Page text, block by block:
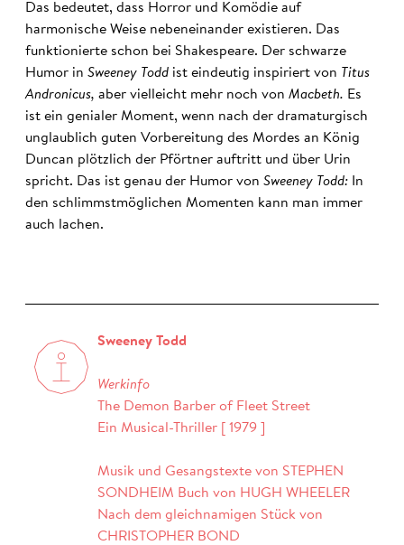
Das bedeutet, dass Horror und Komödie auf
harmonische Weise nebeneinander existieren. Das
funktionierte schon bei Shakespeare. Der schwarze
Humor in Sweeney Todd ist eindeutig inspiriert von Titus
Andronicus, aber vielleicht mehr noch von Macbeth. Es
ist ein genialer Moment, wenn nach der dramaturgisch
unglaublich guten Vorbereitung des Mordes an König
Duncan plötzlich der Pförtner auftritt und über Urin
spricht. Das ist genau der Humor von Sweeney Todd: In
den schlimmstmöglichen Momenten kann man immer
auch lachen.
Sweeney Todd
Werkinfo
The Demon Barber of Fleet Street
Ein Musical-Thriller [ 1979 ]
Musik und Gesangstexte von STEPHEN
SONDHEIM Buch von HUGH WHEELER
Nach dem gleichnamigen Stück von
CHRISTOPHER BOND